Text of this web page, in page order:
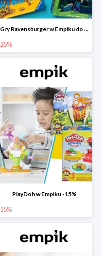
Gry Ravensburger w Empiku do -25%
25%
PlayDoh w Empiku -15%
15%